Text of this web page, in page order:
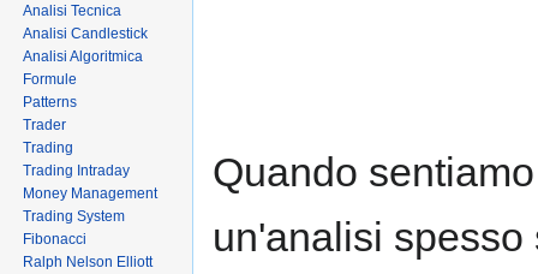
Quando
un'analisi
Analisi Tecnica
Analisi Candlestick
Analisi Algoritmica
Formule
Patterns
Trader
Trading
Trading Intraday
Money Management
Trading System
Fibonacci
Ralph Nelson Elliott